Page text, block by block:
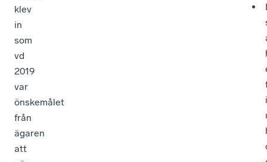
klev
in
som
vd
2019
var
önskemålet
från
ägaren
att